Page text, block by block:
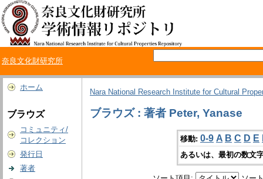
奈良文化財研究所
ホーム
ブラウズ
コミュニティ/
コレクション
発行日
著者
Nara National Research Institute for Cultural
ブラウズ : 著者 Peter, Yanase
移動: 0-9 A B C D E
あるいは、最初の数文